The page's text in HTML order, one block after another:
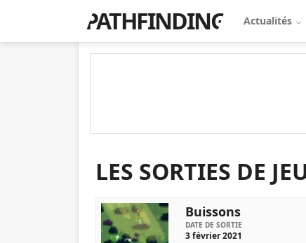
PATHFINDING Actualités
LES SORTIES DE
Buissons
DATE DE SORTIE
3 février 2021